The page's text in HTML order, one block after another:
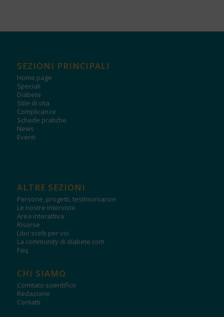
SEZIONI PRINCIPALI
Home page
Speciali
Diabete
Stile di vita
Complicanze
Schede pratiche
News
Eventi
ALTRE SEZIONI
Persone, progetti, testimonianze
Le nostre interviste
Area interattiva
Risorse
Libri scelti per voi
La community di diabete.com
Faq
CHI SIAMO
Comitato scientifico
Redazione
Contatti